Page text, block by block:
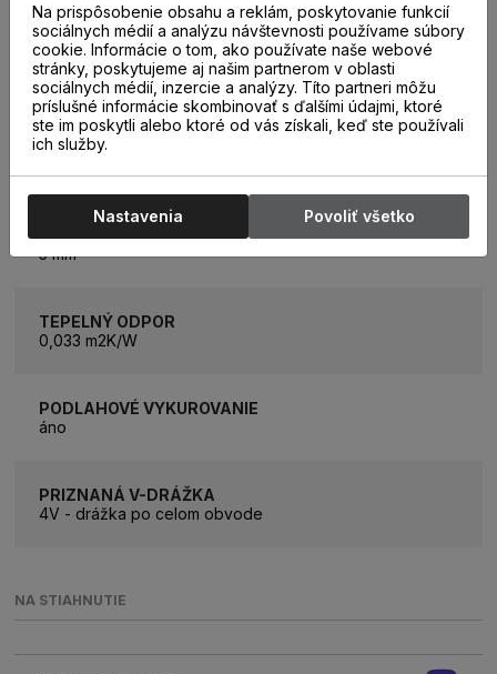
ZÁŤAŽOVÁ TRIEDA
33
TYP SPOJA
HRÚBKA PODLAHY
5 mm
TEPELNÝ ODPOR
0,033 m2K/W
PODLAHOVÉ VYKUROVANIE
áno
PRIZNANÁ V-DRÁŽKA
4V - drážka po celom obvode
NA STIAHNUTIE
Na prispôsobenie obsahu a reklám, poskytovanie funkcií
sociálnych médií a analýzu návštevnosti používame súbory
cookie. Informácie o tom, ako používate naše webové
stránky, poskytujeme aj našim partnerom v oblasti
sociálnych médií, inzercie a analýzy. Títo partneri môžu
príslušné informácie skombinovať s ďalšími údajmi, ktoré
ste im poskytli alebo ktoré od vás získali, keď ste používali
ich služby.
Nastavenia Povoliť všetko